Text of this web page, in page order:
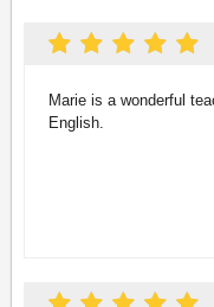
Marie is a wonderful
English.